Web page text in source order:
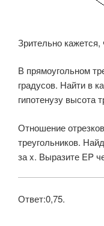
Зрительно
В прямоугольном
градусов. Найти в
гипотенузу высота
Отношение
треугольников.
за x. Выразите EP
Ответ:0,75.